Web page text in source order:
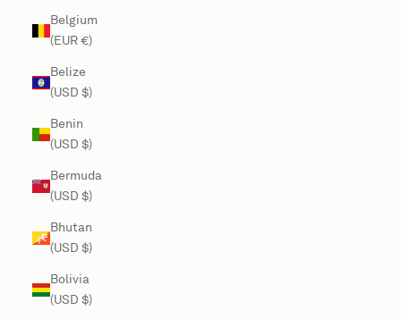
Belgium
(EUR €)
Belize
(USD $)
Benin
(USD $)
Bermuda
(USD $)
Bhutan
(USD $)
Bolivia
(USD $)